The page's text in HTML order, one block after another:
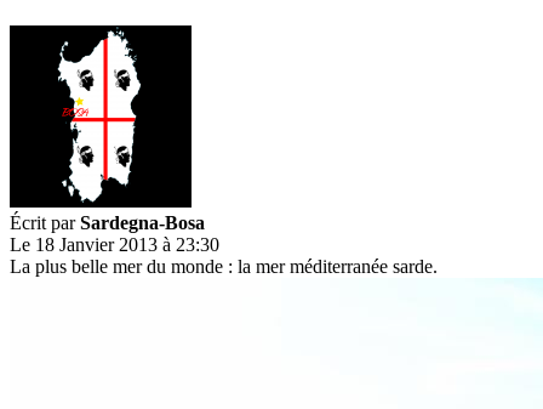
Écrit parSardegna-Bosa
Le 18 Janvier 2013 à 23:30
La plus belle mer du monde : la mer méditerranée sarde.